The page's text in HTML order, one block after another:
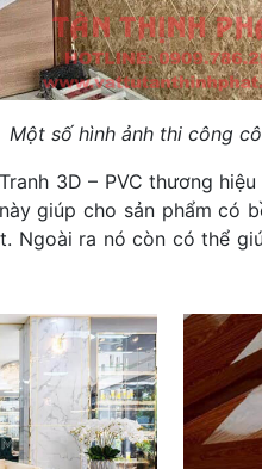
Một số hình ảnh thi công
3D – PVC thương
giúp cho sản phẩm có
Ngoài ra nó còn có thể